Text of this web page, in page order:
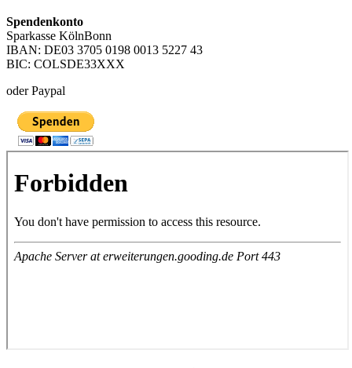
Spendenkonto
Sparkasse KölnBonn
IBAN: DE03 3705 0198 0013 5227 43
BIC: COLSDE33XXX
oder Paypal